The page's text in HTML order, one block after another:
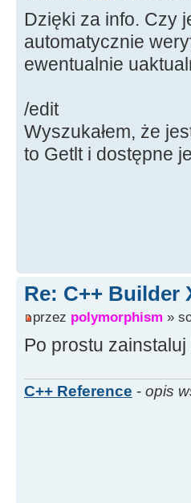
Dzięki za info. Czy
automatycznie
ewentualnie
/edit
Wyszukałem, że
to Getlt i dostępne
Re: C++ Builder
przez polymorphism »
Po prostu zainstaluj
C++ Reference - opis